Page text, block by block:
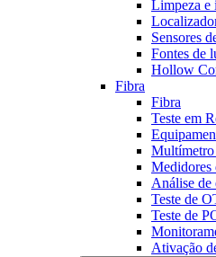
Limpeza e
Sensores
Fontes de
Hollow
Fibra
Fibra
Teste em
Medidores
Análise de
Teste de
Teste de
Ativação